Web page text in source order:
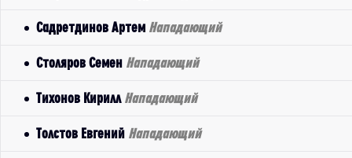
Садретдинов Артем Нападающий
Столяров Семен Нападающий
Тихонов Кирилл Нападающий
Толстов Евгений Нападающий